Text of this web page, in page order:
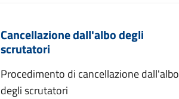
Cancellazione dall'albo degli
scrutatori
Procedimento di cancellazione dall'albo
degli scrutatori